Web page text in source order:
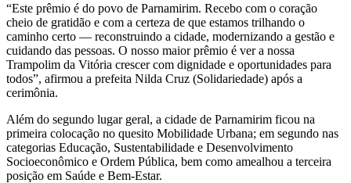
“Este prêmio é do povo de Parnamirim. Recebo com o coração
cheio de gratidão e com a certeza de que estamos trilhando o
caminho certo — reconstruindo a cidade, modernizando a gestão e
cuidando das pessoas. O nosso maior prêmio é ver a nossa
Trampolim da Vitória crescer com dignidade e oportunidades para
todos”, afirmou a prefeita Nilda Cruz (Solidariedade) após a
cerimônia.
Além do segundo lugar geral, a cidade de Parnamirim ficou na
primeira colocação no quesito Mobilidade Urbana; em segundo nas
categorias Educação, Sustentabilidade e Desenvolvimento
Socioeconômico e Ordem Pública, bem como amealhou a terceira
posição em Saúde e Bem-Estar.